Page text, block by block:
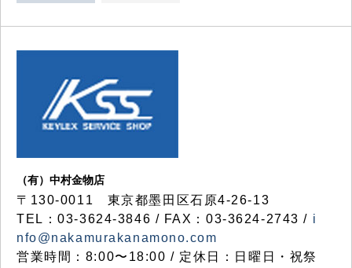
（有）中村金物店
〒130-0011 東京都墨田区石原4-26-13
TEL：03-3624-3846 / FAX：03-3624-2743 / i
nfo@nakamurakanamono.com
営業時間：8:00〜18:00 / 定休日：日曜日・祝祭